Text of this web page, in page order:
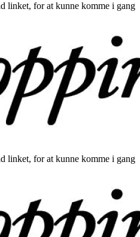
linket, for at kunne komme i gang
linket, for at kunne komme i gang